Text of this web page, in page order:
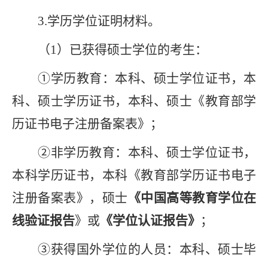
3.学历学位证明材料。
（1） 已获得硕士学位的考生 ：
①学历教育： 本科、硕士学位证书 ， 本
科、硕士学历证书， 本科、硕士 《教育部学
历证书电子注册备案表》；
②非学历教育： 本科、硕士学位证书，
本科学历证书， 本科 《教育部学历证书电子
注册备案表》，硕士 《中国高等教育学位在
线验证报告》 或 《学位认证报告》 ；
③获得国外学位的人员： 本科、硕士毕